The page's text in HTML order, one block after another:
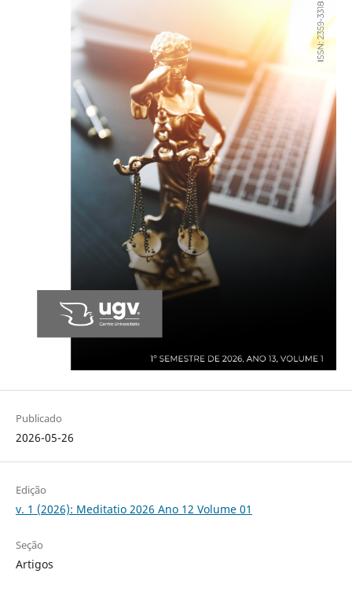
Publicado
2026-05-26
Edição
v. 1 (2026): Meditatio 2026 Ano 12 Volume 01
Seção
Artigos